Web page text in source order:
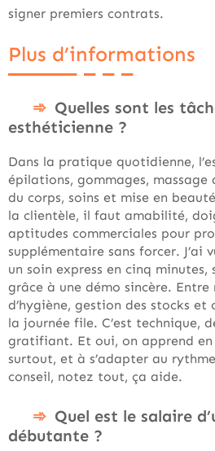
signer premiers contrats.
Plus d’informations
Quelles sont les
esthéticienne ?
Dans la pratique quotidienne,
épilations, gommages, massage
du corps, soins et mise en
la clientèle, il faut amabilité,
aptitudes commerciales pour
supplémentaire sans forcer. J’ai
un soin express en cinq
grâce à une démo sincère.
d’hygiène, gestion des stocks et
la journée file. C’est technique,
gratifiant. Et oui, on apprend
surtout, et à s’adapter au
conseil, notez tout, ça aide.
Quel est le salaire
débutante ?